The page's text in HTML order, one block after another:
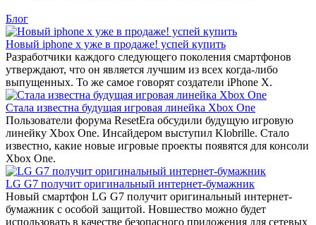
Блог
Новый iphone x уже в продаже! успей купить
Разработчики каждого следующего поколения смартфонов
утверждают, что он является лучшим из всех когда-либо
выпущенных. То же самое говорят создатели iPhone X.
Стала известна будущая игровая линейка Xbox One
Пользователи форума ResetEra обсудили будущую игровую
линейку Xbox One. Инсайдером выступил Klobrille. Стало
известно, какие новые игровые проекты появятся для консоли
Xbox One.
LG G7 получит оригинальный интернет-бумажник
Новый смартфон LG G7 получит оригинальный интернет-
бумажник с особой защитой. Новшество можно будет
использовать в качестве безопасного приложения для сетевых